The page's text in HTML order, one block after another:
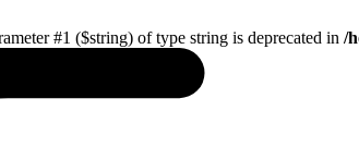
#1 ($string) of type string is deprecated in /